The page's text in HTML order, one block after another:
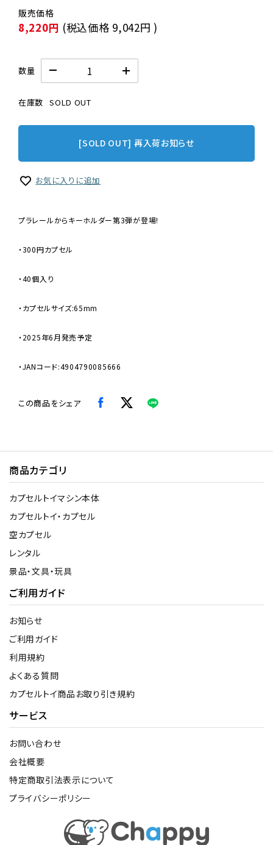
8,220円 (税込価格 9,042円 )
数量
在庫数 SOLD OUT
[SOLD OUT] 再入荷お知らせ
お気に入りに追加
プラレールからキーホルダー第3弾が登場!
・300円カプセル
・40個入り
・カプセルサイズ:65mm
・2025年6月発売予定
・JANコード:4904790085666
この商品をシェア
商品カテゴリ
カプセルトイマシン本体
カプセルトイ・カプセル
空カプセル
レンタル
景品・文具・玩具
ご利用ガイド
お知らせ
ご利用ガイド
利用規約
よくある質問
カプセルトイ商品お取り引き規約
サービス
お問い合わせ
会社概要
特定商取引法表示について
プライバシーポリシー